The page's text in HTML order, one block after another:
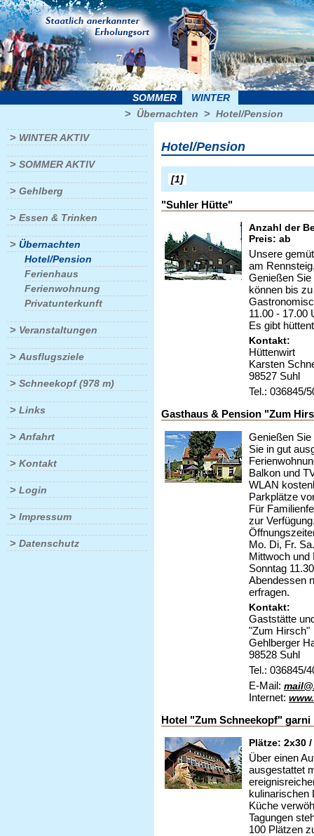
SOMMER WINTER
> Übernachten > Hotel/Pension
> WINTER AKTIV
> SOMMER AKTIV
> Gehlberg
> Essen & Trinken
> Übernachten
Hotel/Pension
Ferienhaus
Ferienwohnung
Privatunterkunft
> Veranstaltungen
> Ausflugsziele
> Schneekopf (978 m)
> Links
> Anfahrt
> Kontakt
> Login
> Impressum
> Datenschutz
Hotel/Pension
[1]
"Suhler Hütte"
Anzahl der
Preis: ab
Unsere
am
Genießen Sie
können bis
11.00 - 17.00
Es gibt
Kontakt:
Hüttenwirt
Karsten
98527 Suhl
Tel.: 036845/
Gasthaus & Pension "Zum
Genießen Sie
Sie in gut
Balkon und
WLAN
Parkplätze
Für
zur
Mo. Di, Fr.
Mittwoch und
Sonntag
Abendessen
erfragen.
Kontakt:
Gaststätte
"Zum Hirsch"
Gehlberger
98528 Suhl
Tel.: 036845/
E-Mail:
Internet:
Hotel "Zum Schneekopf" garni
Plätze: 2x30
Über einen
ausgestattet
kulinarischen
Küche
Tagungen
100 Plätzen